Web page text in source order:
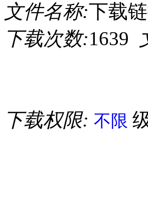
文件名称:下载
下载次数:1639
下载权限: 不限